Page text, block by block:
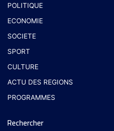
POLITIQUE
ECONOMIE
SOCIETE
SPORT
CULTURE
ACTU DES REGIONS
PROGRAMMES
Rechercher